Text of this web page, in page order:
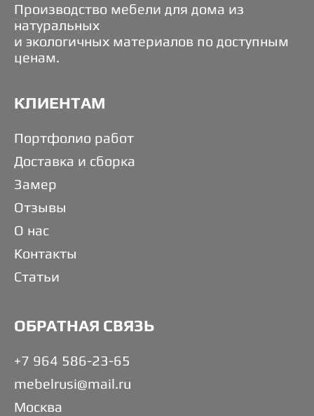
Производство мебели для дома из
натуральных
и экологичных материалов по доступным
ценам.
КЛИЕНТАМ
Портфолио работ
Доставка и сборка
Замер
Отзывы
О нас
Контакты
Статьи
ОБРАТНАЯ СВЯЗЬ
+7 964 586-23-65
mebelrusi@mail.ru
Москва